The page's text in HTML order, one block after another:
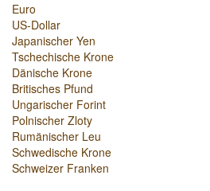
Euro
US-Dollar
Japanischer Yen
Tschechische Krone
Dänische Krone
Britisches Pfund
Ungarischer Forint
Polnischer Zloty
Rumänischer Leu
Schwedische Krone
Schweizer Franken